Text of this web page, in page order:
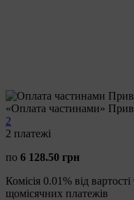
«Оплата частинами»
2
2 платежі
по 6 128.50 грн
Комісія 0.01% від
щомісячних платежів